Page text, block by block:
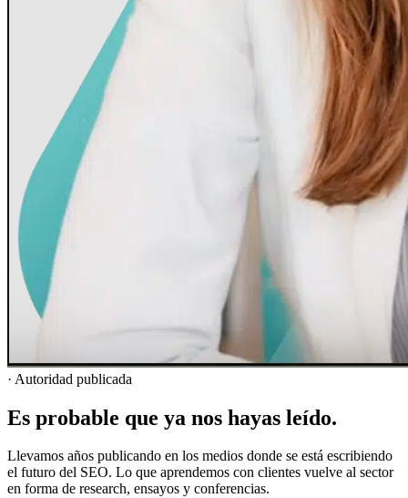
· Autoridad publicada
Es probable que ya nos hayas leído.
Llevamos años publicando en los medios donde se está escribiendo
el futuro del SEO. Lo que aprendemos con clientes vuelve al sector
en forma de research, ensayos y conferencias.